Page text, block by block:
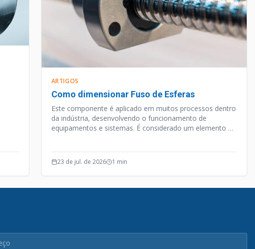
ARTIGOS
Como dimensionar Fuso de Esferas
Este componente é aplicado em muitos processos dentro
da indústria, desenvolvendo o funcionamento de
equipamentos e sistemas. É considerado um elemento de
23 de jul. de 2026 1 min